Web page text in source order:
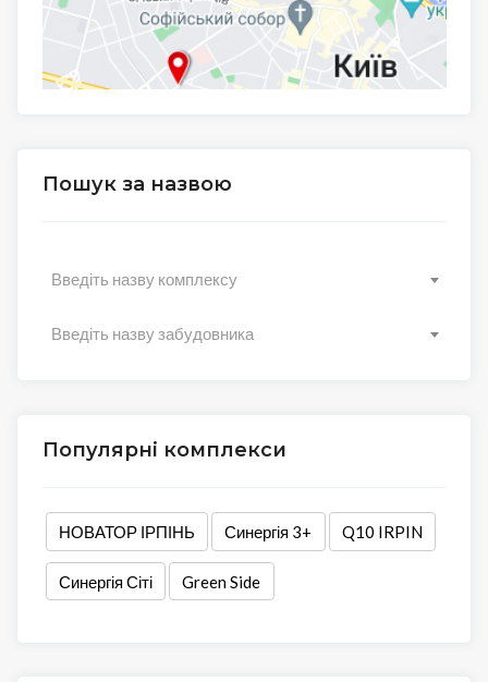
Пошук за назвою
Введіть назву комплексу
Введіть назву забудовника
Популярні комплекси
НОВАТОР ІРПІНЬ Синергія 3+ Q10 IRPIN
Синергія Сіті Green Side